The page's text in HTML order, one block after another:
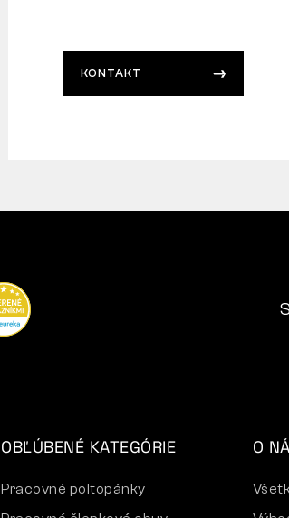
KONTAKT
OBĽÚBENÉ KATEGÓRIE
Pracovné poltopánky
O